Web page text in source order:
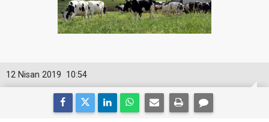
10:54
12 Nisan 2019